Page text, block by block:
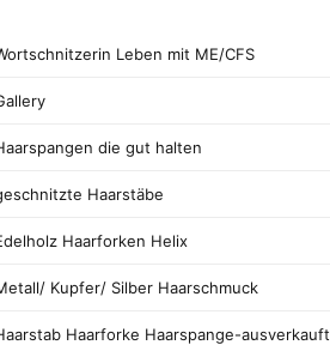
Leben mit ME/CFS
die gut halten
Haarstäbe
Haarforken Helix
Kupfer/ Silber Haarschmuck
Haarforke Haarspange-ausverkauft